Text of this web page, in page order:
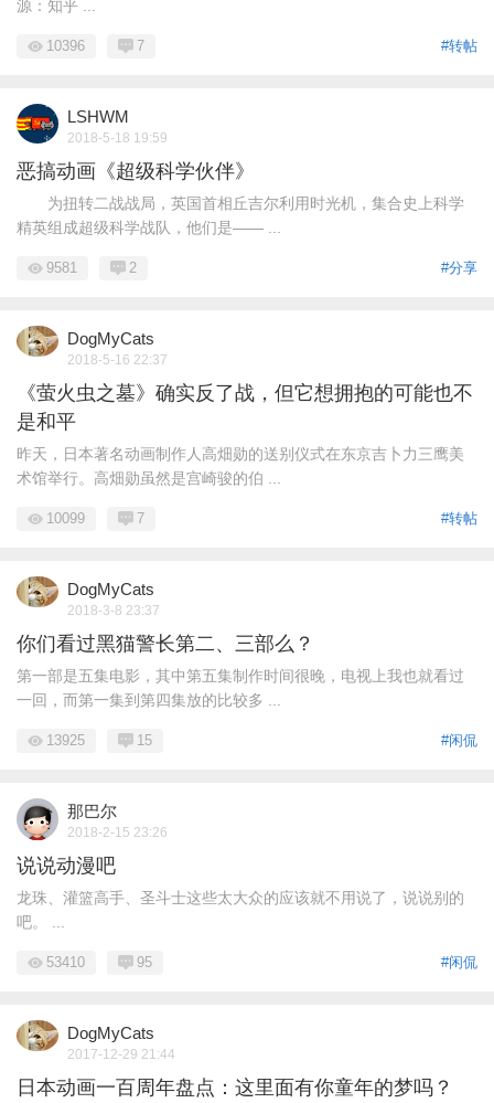
源：知乎 ...
#转帖
10396 7
LSHWM
2018-5-18 19:59
恶搞动画《超级科学伙伴》
为扭转二战战局，英国首相丘吉尔利用时光机，集合史上科学
精英组成超级科学战队，他们是—— ...
#分享
9581 2
DogMyCats
2018-5-16 22:37
《萤火虫之墓》确实反了战，但它想拥抱的可能也不
是和平
昨天，日本著名动画制作人高畑勋的送别仪式在东京吉卜力三鹰美
术馆举行。高畑勋虽然是宫崎骏的伯 ...
#转帖
10099 7
DogMyCats
2018-3-8 23:37
你们看过黑猫警长第二、三部么？
第一部是五集电影，其中第五集制作时间很晚，电视上我也就看过
一回，而第一集到第四集放的比较多 ...
#闲侃
13925 15
那巴尔
2018-2-15 23:26
说说动漫吧
龙珠、灌篮高手、圣斗士这些太大众的应该就不用说了，说说别的
吧。 ...
#闲侃
53410 95
DogMyCats
2017-12-29 21:44
日本动画一百周年盘点：这里面有你童年的梦吗？